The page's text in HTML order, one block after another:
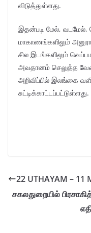
விடுத்துள்ளது.
இதன்படி மேல், வடமேல்,
மாகாணங்களிலும்
சில இடங்களிலும்
அவதானம் செலுத்த
அறிவிப்பில் இலங்கை
சுட்டிக்காட்டப்பட்டுள்ளது.
22 UTHAYAM – 11
சகலதுறையில்